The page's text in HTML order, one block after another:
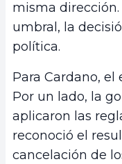
misma dirección.
umbral, la
política.
Para Cardano,
Por un lado, la
aplicaron las
reconoció el
cancelación de